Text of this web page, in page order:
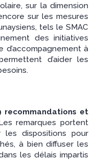
sur la dimension
sur les mesures
tels le SMAC
des initiatives
d’accompagnement à
d’aider les
recommandations et
remarques portent
les dispositions pour
à bien diffuser les
les délais impartis